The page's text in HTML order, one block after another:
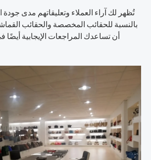
تُظهر لك آراء العملاء وتعليقاتهم مدى
بالنسبة للحقائب المخصصة والحقائب
أن تساعدك المراجعات الإيجابية أيضًا